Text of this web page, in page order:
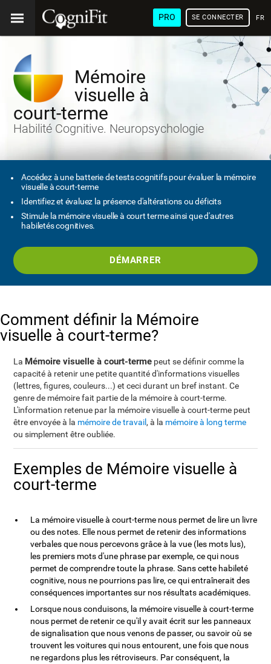
PRO SE CONNECTER
Mémoire
visuelle à
court-terme
Habilité Cognitive. Neuropsychologie
Accédez à une batterie de tests cognitifs pour évaluer la mémoire
visuelle à court-terme
Identifiez et évaluez la présence d'altérations ou déficits
Stimule la mémoire visuelle à court terme ainsi que d'autres
habiletés cognitives.
DÉMARRER
Comment définir la Mémoire
visuelle à court-terme?
La Mémoire visuelle à court-terme peut se définir comme la
capacité à retenir une petite quantité d'informations visuelles
(lettres, figures, couleurs...) et ceci durant un bref instant. Ce
genre de mémoire fait partie de la mémoire à court-terme.
L'information retenue par la mémoire visuelle à court-terme peut
être envoyée à la mémoire de travail , à la mémoire à long terme
ou simplement être oubliée.
Exemples de Mémoire visuelle à
court-terme
La mémoire visuelle à court-terme nous permet de lire un livre
ou des notes. Elle nous permet de retenir des informations
verbales que nous percevons grâce à la vue (les mots lus),
les premiers mots d'une phrase par exemple, ce qui nous
permet de comprendre toute la phrase. Sans cette habileté
cognitive, nous ne pourrions pas lire, ce qui entraînerait des
conséquences importantes sur nos résultats académiques.
Lorsque nous conduisons, la mémoire visuelle à court-terme
nous permet de retenir ce qu'il y avait écrit sur les panneaux
de signalisation que nous venons de passer, ou savoir où se
trouvent les voitures qui nous entourent, une fois que nous
ne regardons plus les rétroviseurs. Par conséquent, la